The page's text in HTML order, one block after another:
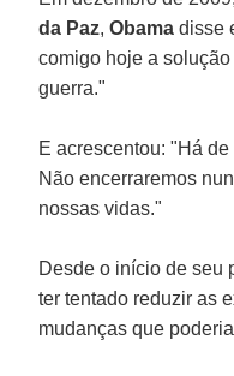
da Paz,Obama disse
comigo hoje a
guerra."
E acrescentou: "Há
Não encerraremos
nossas vidas."
Desde o início de seu
ter tentado reduzir as
mudanças que